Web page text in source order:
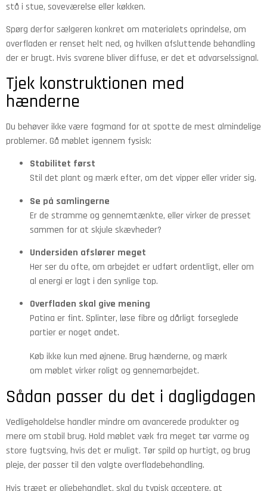
stå i stue, soveværelse eller køkken.
Spørg derfor sælgeren konkret om materialets oprindelse, om
overfladen er renset helt ned, og hvilken afsluttende behandling
der er brugt. Hvis svarene bliver diffuse, er det et advarselssignal.
Tjek konstruktionen med
hænderne
Du behøver ikke være fagmand for at spotte de mest almindelige
problemer. Gå møblet igennem fysisk:
Stabilitet først
Stil det plant og mærk efter, om det vipper eller vrider sig.
Se på samlingerne
Er de stramme og gennemtænkte, eller virker de presset
sammen for at skjule skævheder?
Undersiden afslører meget
Her ser du ofte, om arbejdet er udført ordentligt, eller om
al energi er lagt i den synlige top.
Overfladen skal give mening
Patina er fint. Splinter, løse fibre og dårligt forseglede
partier er noget andet.
Køb ikke kun med øjnene. Brug hænderne, og mærk
om møblet virker roligt og gennemarbejdet.
Sådan passer du det i dagligdagen
Vedligeholdelse handler mindre om avancerede produkter og
mere om stabil brug. Hold møblet væk fra meget tør varme og
store fugtsving, hvis det er muligt. Tør spild op hurtigt, og brug
pleje, der passer til den valgte overfladebehandling.
Hvis træet er oliebehandlet, skal du typisk acceptere, at